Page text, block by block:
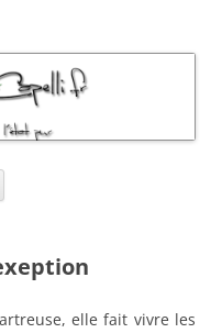
elle fait vivre les